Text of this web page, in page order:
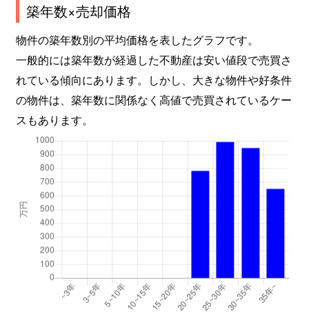
築年数×売却価格
物件の築年数別の平均価格を表したグラフです。
一般的には築年数が経過した不動産は安い値段で売買さ
れている傾向にあります。しかし、大きな物件や好条件
の物件は、築年数に関係なく高値で売買されているケー
スもあります。